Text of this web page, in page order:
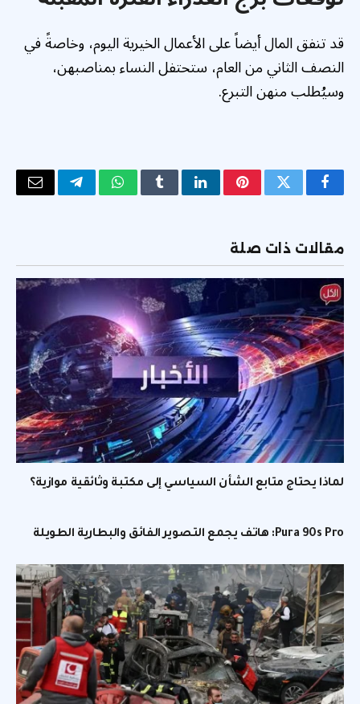
قد تنفق المال أيضاً على الأعمال الخيرية اليوم، وخاصةً في
النصف الثاني من العام، ستحتفل النساء بمناصبهن،
وسيُطلب منهن التبرع.
فيسبوكتويتر بينتيريستلينكدإنTumblrواتسابتيلقرامالبريد
مقالات ذات صلة
لماذا يحتاج متابع الشأن السياسي إلى مكتبة وثائقية موازية؟
Pura 90s Pro: هاتف يجمع التصوير الفائق والبطارية الطويلة